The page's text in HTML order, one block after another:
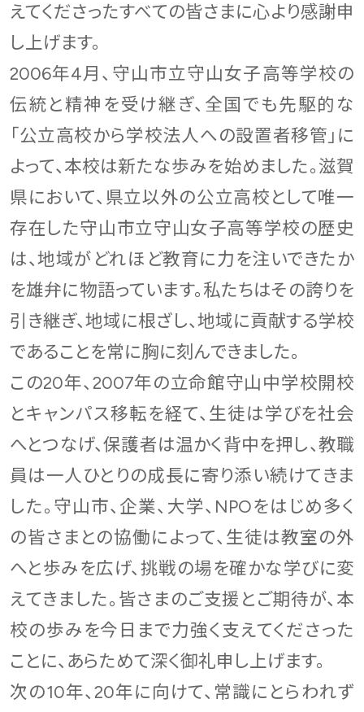
えてくださったすべての皆さまに心より感謝申
し上げます。
2006年4月、守山市立守山女子高等学校の
伝統と精神を受け継ぎ、全国でも先駆的な
「公立高校から学校法人への設置者移管」に
よって、本校は新たな歩みを始めました。滋賀
県において、県立以外の公立高校として唯一
存在した守山市立守山女子高等学校の歴史
は、地域がどれほど教育に力を注いできたか
を雄弁に物語っています。私たちはその誇りを
引き継ぎ、地域に根ざし、地域に貢献する学校
であることを常に胸に刻んできました。
この20年、2007年の立命館守山中学校開校
とキャンパス移転を経て、生徒は学びを社会
へとつなげ、保護者は温かく背中を押し、教職
員は一人ひとりの成長に寄り添い続けてきま
した。守山市、企業、大学、NPOをはじめ多く
の皆さまとの協働によって、生徒は教室の外
へと歩みを広げ、挑戦の場を確かな学びに変
えてきました。皆さまのご支援とご期待が、本
校の歩みを今日まで力強く支えてくださった
ことに、あらためて深く御礼申し上げます。
次の10年、20年に向けて、常識にとらわれず